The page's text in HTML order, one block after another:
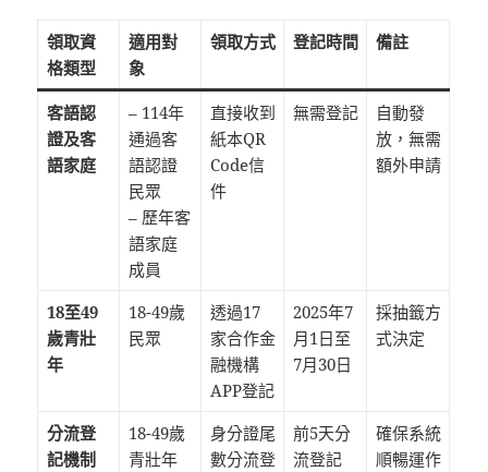
領取資
格類型
適用對
象
領取方式 登記時間 備註
客語認
證及客
語家庭
– 114年
通過客
語認證
民眾
– 歷年客
語家庭
成員
直接收到
紙本QR
Code信
件
無需登記
自動發
放，無需
額外申請
18至49
歲青壯
年
18-49歲
民眾
透過17
家合作金
融機構
APP登記
2025年7
月1日至
7月30日
採抽籤方
式決定
分流登
記機制
18-49歲
青壯年
身分證尾
數分流登
前5天分
流登記
確保系統
順暢運作